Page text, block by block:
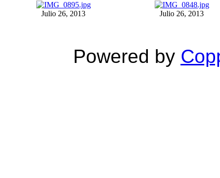
Julio 26, 2013 Julio 26, 2013
Powered by